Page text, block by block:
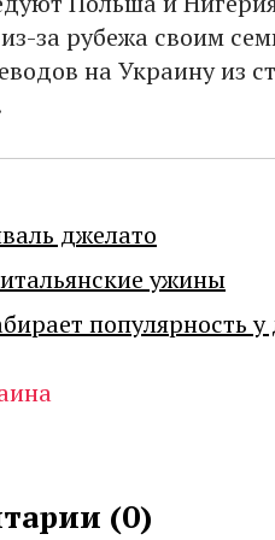
за рубежа своим
на Украину из
джелато
ужины
популярность
(0)